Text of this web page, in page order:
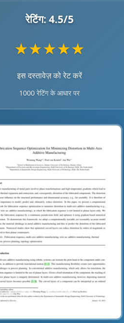
रेटिंग: 4.5/5
★★★★★
इस दस्तावेज़ को रेट करें
1000 रेटिंग के आधार पर